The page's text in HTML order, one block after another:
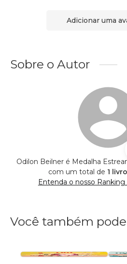
Adicionar uma
Sobre o Autor
Odilon Beilner é Medalha
com um total de 1
Entenda o nosso
Você também